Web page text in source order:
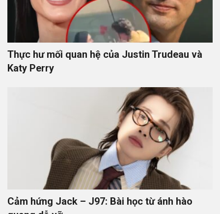
Thực hư mối quan hệ của Justin Trudeau và
Katy Perry
Cảm hứng Jack – J97: Bài học từ ánh hào